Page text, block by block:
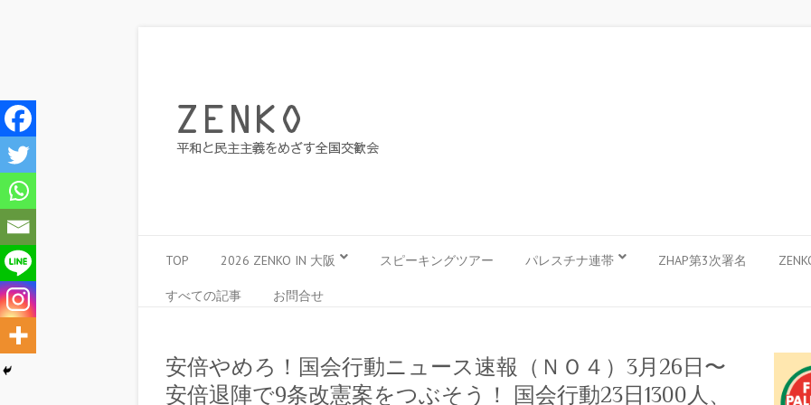
TOP 2026 ZENKO IN 大阪 スピーキングツアー パレスチナ連帯 ZHAP第3次署名
すべての記事 お問合せ
安倍やめろ！国会行動ニュース速報（ＮＯ４）3月26日〜
安倍退陣で9条改憲案をつぶそう！ 国会行動23日1300人、